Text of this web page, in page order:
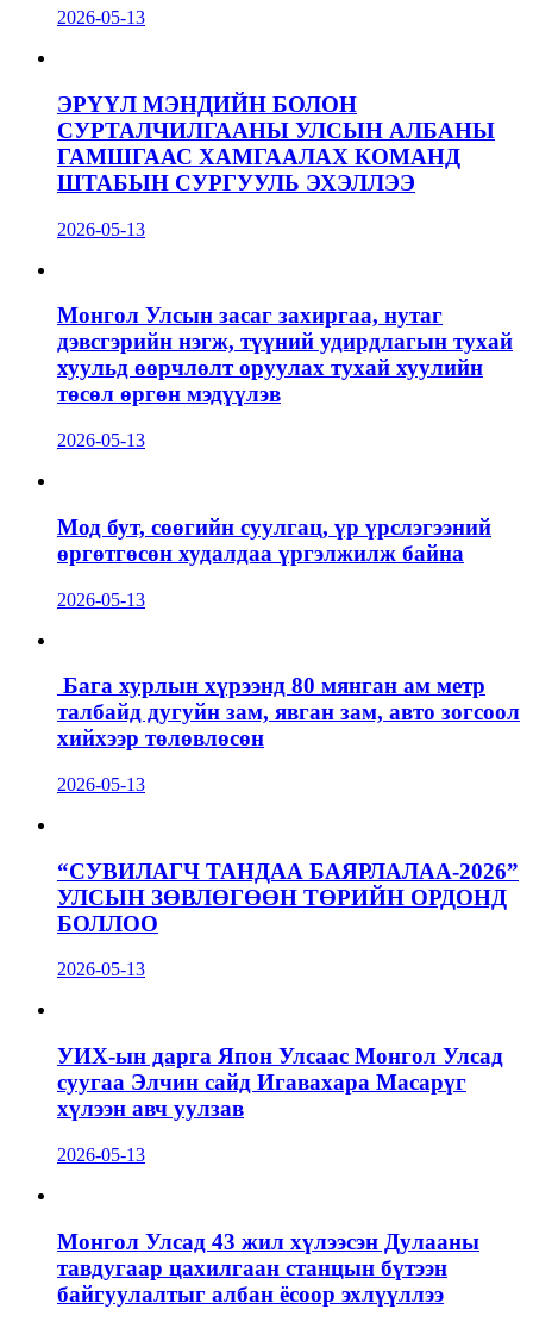
2026-05-13
ЭРҮҮЛ МЭНДИЙН БОЛОН
СУРТАЛЧИЛГААНЫ УЛСЫН АЛБАНЫ
ГАМШГААС ХАМГААЛАХ КОМАНД
ШТАБЫН СУРГУУЛЬ ЭХЭЛЛЭЭ
2026-05-13
Монгол Улсын засаг захиргаа, нутаг
дэвсгэрийн нэгж, түүний удирдлагын тухай
хуульд өөрчлөлт оруулах тухай хуулийн
төсөл өргөн мэдүүлэв
2026-05-13
Мод бут, сөөгийн суулгац, үр үрслэгээний
өргөтгөсөн худалдаа үргэлжилж байна
2026-05-13
Бага хурлын хүрээнд 80 мянган ам метр
талбайд дугуйн зам, явган зам, авто зогсоол
хийхээр төлөвлөсөн
2026-05-13
“СУВИЛАГЧ ТАНДАА БАЯРЛАЛАА-2026”
УЛСЫН ЗӨВЛӨГӨӨН ТӨРИЙН ОРДОНД
БОЛЛОО
2026-05-13
УИХ-ын дарга Япон Улсаас Монгол Улсад
суугаа Элчин сайд Игавахара Масарүг
хүлээн авч уулзав
2026-05-13
Монгол Улсад 43 жил хүлээсэн Дулааны
тавдугаар цахилгаан станцын бүтээн
байгуулалтыг албан ёсоор эхлүүллээ